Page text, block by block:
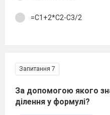
=С1+2*С2-С3/2
Запитання 7
За допомогою якого
ділення у формулі?